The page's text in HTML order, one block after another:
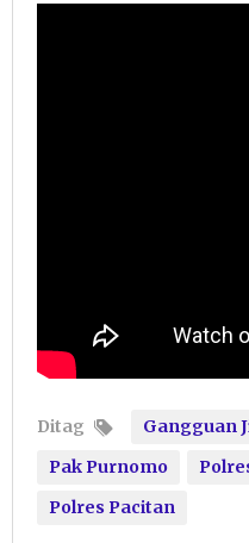
Ditag Gangguan
Pak Purnomo
Polres Pacitan